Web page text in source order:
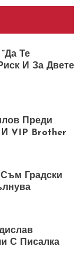
Те
И За Двете
Преди
И VIP Brother
Градски
С Писалка